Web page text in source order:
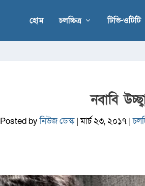
হোম চলচ্চিত্র টিভি-ওটিটি
নবাবি
Posted byনিউজ ডেস্ক|মার্চ ২৩, ২০১৭ |